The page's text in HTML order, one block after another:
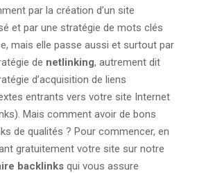
par la création d’un site
et par une stratégie de mots clés
mais elle passe aussi et surtout par
de netlinking, autrement dit
d’acquisition de liens
entrants vers votre site Internet
Mais comment avoir de bons
de qualités ? Pour commencer, en
gratuitement votre site sur notre
backlinks qui vous assure